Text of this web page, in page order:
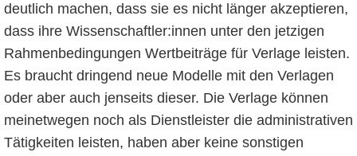
deutlich machen, dass sie es nicht länger akzeptieren,
dass ihre Wissenschaftler:innen unter den jetzigen
Rahmenbedingungen Wertbeiträge für Verlage leisten.
Es braucht dringend neue Modelle mit den Verlagen
oder aber auch jenseits dieser. Die Verlage können
meinetwegen noch als Dienstleister die administrativen
Tätigkeiten leisten, haben aber keine sonstigen